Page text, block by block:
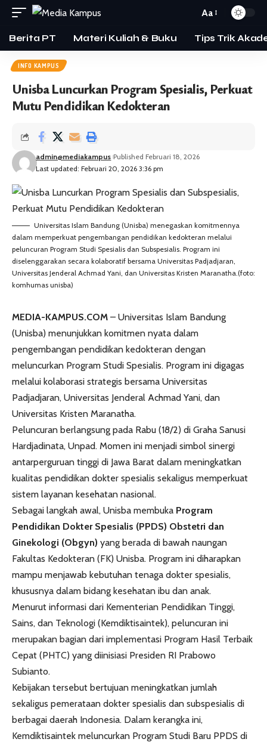
Aa
Berita PT Materi Kuliah & Buku Tips Trik
INFO KAMPUS
Unisba Luncurkan Program Spesialis, Perkuat
Mutu Pendidikan Kedokteran
Last updated: Februari 20, 2026 3:36 pm
admin@mediakampus Published Februari 18, 2026
Universitas Islam Bandung (Unisba) menegaskan komitmennya
dalam memperkuat pengembangan pendidikan kedokteran melalui
peluncuran Program Studi Spesialis dan Subspesialis. Program ini
diselenggarakan secara kolaboratif bersama Universitas Padjadjaran,
Universitas Jenderal Achmad Yani, dan Universitas Kristen Maranatha.(foto:
komhumas unisba)
MEDIA-KAMPUS.COM – Universitas Islam Bandung
(Unisba) menunjukkan komitmen nyata dalam
pengembangan pendidikan kedokteran dengan
meluncurkan Program Studi Spesialis. Program ini digagas
melalui kolaborasi strategis bersama Universitas
Padjadjaran, Universitas Jenderal Achmad Yani, dan
Universitas Kristen Maranatha.
Peluncuran berlangsung pada Rabu (18/2) di Graha Sanusi
Hardjadinata, Unpad. Momen ini menjadi simbol sinergi
antarperguruan tinggi di Jawa Barat dalam meningkatkan
kualitas pendidikan dokter spesialis sekaligus memperkuat
sistem layanan kesehatan nasional.
Sebagai langkah awal, Unisba membuka Program
Pendidikan Dokter Spesialis (PPDS) Obstetri dan
Ginekologi (Obgyn) yang berada di bawah naungan
Fakultas Kedokteran (FK) Unisba. Program ini diharapkan
mampu menjawab kebutuhan tenaga dokter spesialis,
khususnya dalam bidang kesehatan ibu dan anak.
Menurut informasi dari Kementerian Pendidikan Tinggi,
Sains, dan Teknologi (Kemdiktisaintek), peluncuran ini
merupakan bagian dari implementasi Program Hasil Terbaik
Cepat (PHTC) yang diinisiasi Presiden RI Prabowo
Subianto.
Kebijakan tersebut bertujuan meningkatkan jumlah
sekaligus pemerataan dokter spesialis dan subspesialis di
berbagai daerah Indonesia. Dalam kerangka ini,
Kemdiktisaintek meluncurkan Program Studi Baru PPDS di